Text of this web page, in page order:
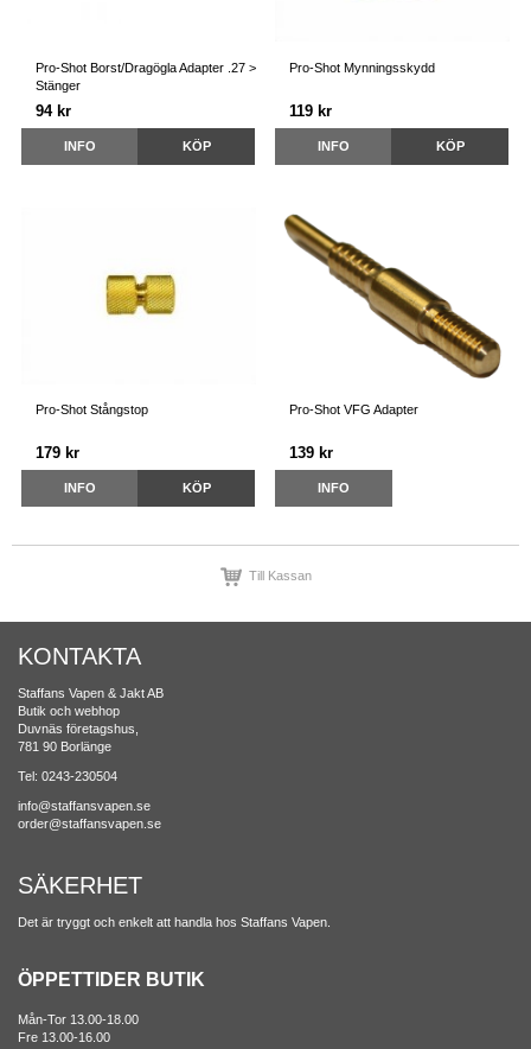
Pro-Shot Borst/Dragögla Adapter .27 >
Stänger
94 kr
INFO KÖP
Pro-Shot Mynningsskydd
119 kr
INFO KÖP
Pro-Shot Stångstop
179 kr
INFO KÖP
Pro-Shot VFG Adapter
139 kr
INFO
Till Kassan
KONTAKTA
Staffans Vapen & Jakt AB
Butik och webhop
Duvnäs företagshus,
781 90 Borlänge
Tel: 0243-230504
info@staffansvapen.se
order@staffansvapen.se
SÄKERHET
Det är tryggt och enkelt att handla hos Staffans Vapen.
ÖPPETTIDER BUTIK
Mån-Tor 13.00-18.00
Fre 13.00-16.00